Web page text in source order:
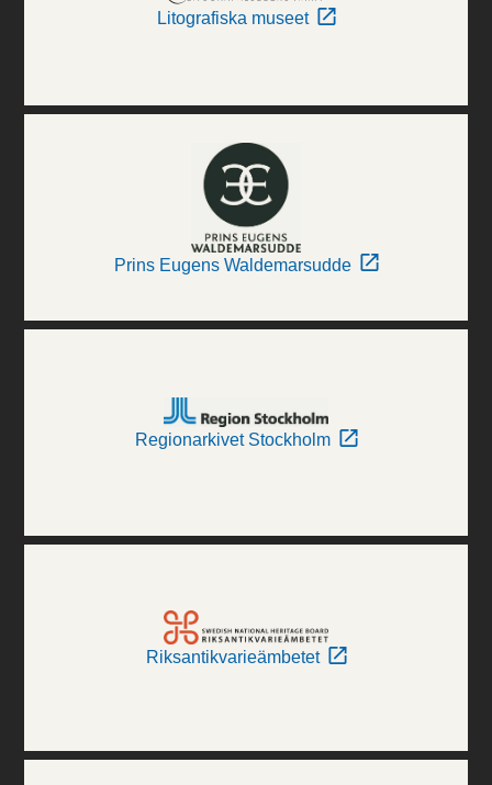
Litografiska museet
Prins Eugens Waldemarsudde
Regionarkivet Stockholm
Riksantikvarieämbetet